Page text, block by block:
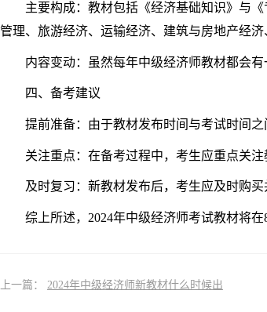
主要构成：教材包括《经济基础知识》与《
管理、旅游经济、运输经济、建筑与房地产经济
内容变动：虽然每年中级经济师教材都会有
四、备考建议
提前准备：由于教材发布时间与考试时间之
关注重点：在备考过程中，考生应重点关注
及时复习：新教材发布后，考生应及时购买
综上所述，2024年中级经济师考试教材将在8
上一篇： 2024年中级经济师新教材什么时候出